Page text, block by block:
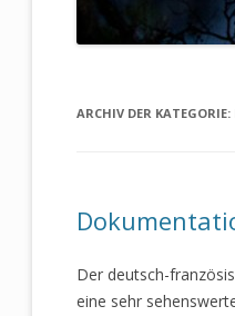
ARCHIV DER KATEGORIE:
Der deutsch-
eine sehr